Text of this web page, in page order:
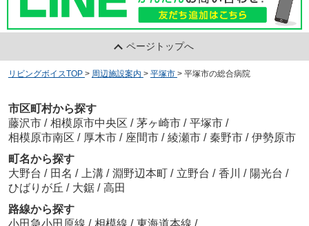
ページトップへ
リビングボイスTOP > 周辺施設案内 > 平塚市 > 平塚市の総合病院
市区町村から探す
藤沢市 / 相模原市中央区 / 茅ヶ崎市 / 平塚市 /
相模原市南区 / 厚木市 / 座間市 / 綾瀬市 / 秦野市 / 伊勢原市
町名から探す
大野台 / 田名 / 上溝 / 淵野辺本町 / 立野台 / 香川 / 陽光台 /
ひばりが丘 / 大鋸 / 高田
路線から探す